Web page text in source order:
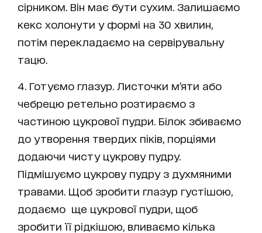
сірником. Він має бути сухим. Залишаємо
кекс холонути у формі на 30 хвилин,
потім перекладаємо на сервірувальну
тацю.
4. Готуємо глазур. Листочки м’яти або
чебрецю ретельно розтираємо з
частиною цукрової пудри. Білок збиваємо
до утворення твердих піків, порціями
додаючи чисту цукрову пудру.
Підмішуємо цукрову пудру з духмяними
травами. Щоб зробити глазур густішою,
додаємо ще цукрової пудри, щоб
зробити її рідкішою, вливаємо кілька